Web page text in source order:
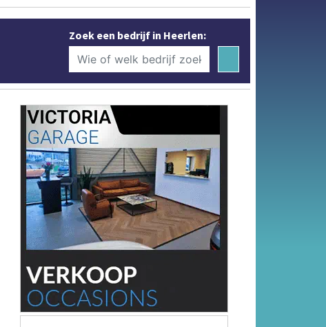
Zoek een bedrijf in Heerlen: